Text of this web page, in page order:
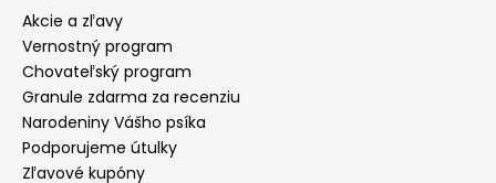
Akcie a zľavy
Vernostný program
Chovateľský program
Granule zdarma za recenziu
Narodeniny Vášho psíka
Podporujeme útulky
Zľavové kupóny